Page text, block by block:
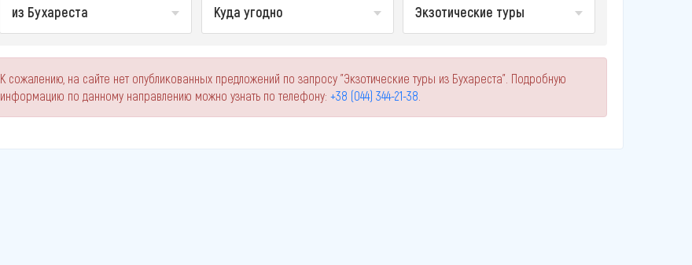
из Бухареста Куда угодно Экзотические туры
К сожалению, на сайте нет опубликованных предложений по запросу "Экзотические туры из Бухареста". Подробную
информацию по данному направлению можно узнать по телефону: +38 (044) 344-21-38